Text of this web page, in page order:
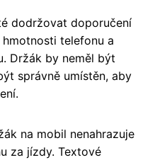
dodržovat doporučení
telefonu a
Držák by neměl být
správně umístěn, aby
na mobil nenahrazuje
za jízdy. Textové